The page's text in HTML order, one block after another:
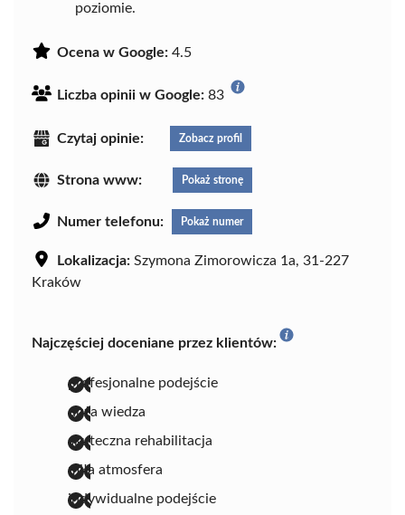
poziomie.
Ocena w Google: 4.5
Liczba opinii w Google: 83
Czytaj opinie: Zobacz profil
Strona www: Pokaż stronę
Numer telefonu: Pokaż numer
Lokalizacja: Szymona Zimorowicza 1a, 31-227
Kraków
Najczęściej doceniane przez klientów:
profesjonalne podejście
duża wiedza
skuteczna rehabilitacja
miła atmosfera
indywidualne podejście